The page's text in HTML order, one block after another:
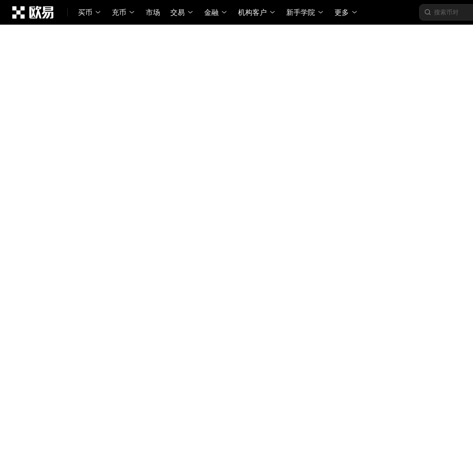
买币
充币 市场 交易 金融 机构客户 新手学院 更多